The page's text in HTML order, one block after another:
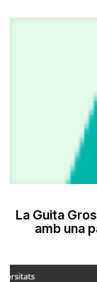
La Guita
amb una